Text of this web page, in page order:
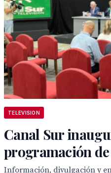
TELEVISION
Canal Sur
programación
Información, divulgación y